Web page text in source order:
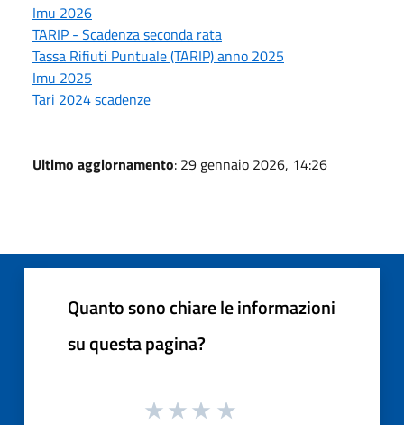
Imu 2026
TARIP - Scadenza seconda rata
Tassa Rifiuti Puntuale (TARIP) anno 2025
Imu 2025
Tari 2024 scadenze
Ultimo aggiornamento: 29 gennaio 2026, 14:26
Quanto sono chiare le informazioni
su questa pagina?